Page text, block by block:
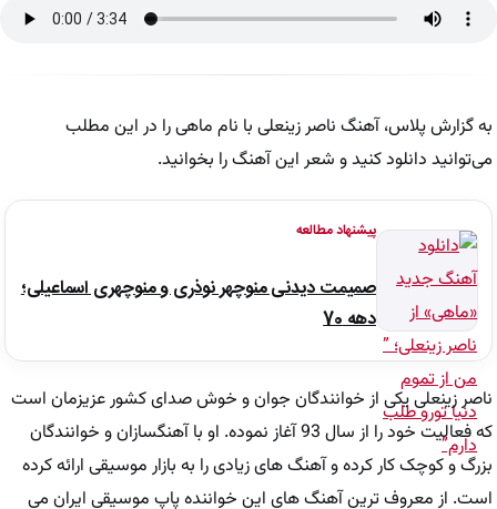
به گزارش پلاس، آهنگ ناصر زینعلی با نام ماهی را در این مطلب
می‌توانید دانلود کنید و شعر این آهنگ را بخوانید.
پیشنهاد مطالعه
صمیمت دیدنی منوچهر نوذری و منوچهری اسماعیلی؛
دهه 70
ناصر زینعلی یکی از خوانندگان جوان و خوش صدای کشور عزیزمان است
که فعالیت خود را از سال 93 آغاز نموده. او با آهنگسازان و خوانندگان
بزرگ و کوچک کار کرده و آهنگ های زیادی را به بازار موسیقی ارائه کرده
است. از معروف ترین آهنگ های این خواننده پاپ موسیقی ایران می